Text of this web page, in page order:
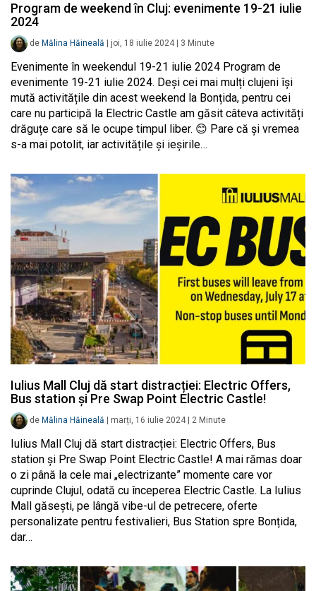
Program de weekend în Cluj: evenimente 19-21 iulie
2024
de Mălina Hăineală joi, 18 iulie 2024 3 Minute
Evenimente în weekendul 19-21 iulie 2024 Program de
evenimente 19-21 iulie 2024. Deși cei mai mulți clujeni își
mută activitățile din acest weekend la Bonțida, pentru cei
care nu participă la Electric Castle am găsit câteva activități
drăguțe care să le ocupe timpul liber. 😊 Pare că și vremea
s-a mai potolit, iar activitățile și ieșirile…
Iulius Mall Cluj dă start distracției: Electric Offers,
Bus station și Pre Swap Point Electric Castle!
de Mălina Hăineală marți, 16 iulie 2024 2 Minute
Iulius Mall Cluj dă start distracției: Electric Offers, Bus
station și Pre Swap Point Electric Castle! A mai rămas doar
o zi până la cele mai „electrizante” momente care vor
cuprinde Clujul, odată cu începerea Electric Castle. La Iulius
Mall găsești, pe lângă vibe-ul de petrecere, oferte
personalizate pentru festivalieri, Bus Station spre Bonțida,
dar…